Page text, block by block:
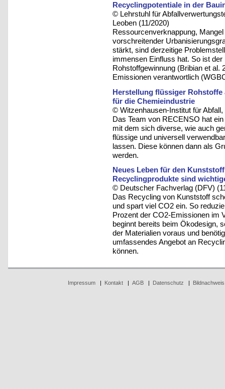
Recyclingpotentiale in der
© Lehrstuhl für
Leoben (11/2020)
Ressourcenverknappung,
vorschreitender
stärkt, sind derzeitige
immensen Einfluss hat. So ist
Rohstoffgewinnung (Bribian et al.
Emissionen verantwortlich
Herstellung flüssiger
für die Chemieindustrie
© Witzenhausen-Institut für
Das Team von RECENSO hat
mit dem sich diverse, wie auch
flüssige und universell
lassen. Diese können dann als
werden.
Neues Leben für den
Recyclingprodukte sind
© Deutscher Fachverlag (DFV)
Das Recycling von Kunststoff
und spart viel CO2 ein. So
Prozent der CO2-Emissionen im
beginnt bereits beim Ökodesign,
der Materialien voraus und
umfassendes Angebot an
können.
Impressum| Kontakt| AGB| Datenschutz Bildnachweis